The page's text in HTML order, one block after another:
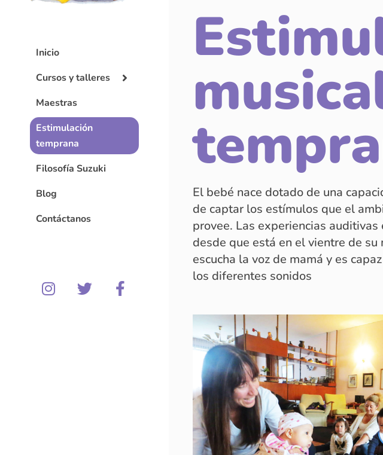
Inicio
Cursos y talleres
Maestras
Estimulación
temprana
Filosofía Suzuki
Blog
Contáctanos
El bebé nace dotado de una
de captar los estímulos que el
provee. Las experiencias auditivas
desde que está en el vientre de su
escucha la voz de mamá y es
los diferentes sonidos